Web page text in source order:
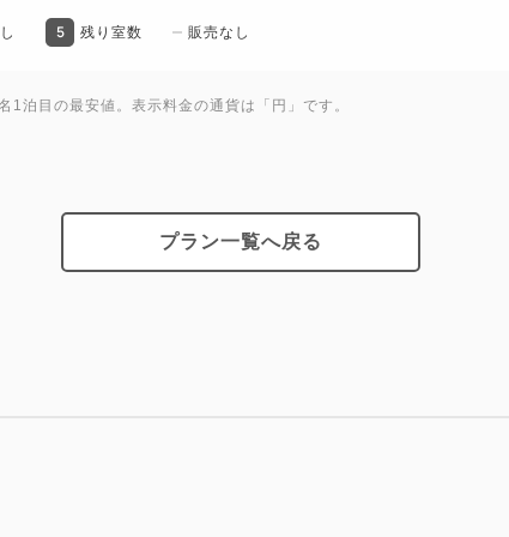
・東京メトロ半蔵門線「錦糸
5 残り室数 販売なし
泊目の最安値。表示料金の通貨は「円」です。
プラン一覧へ戻る